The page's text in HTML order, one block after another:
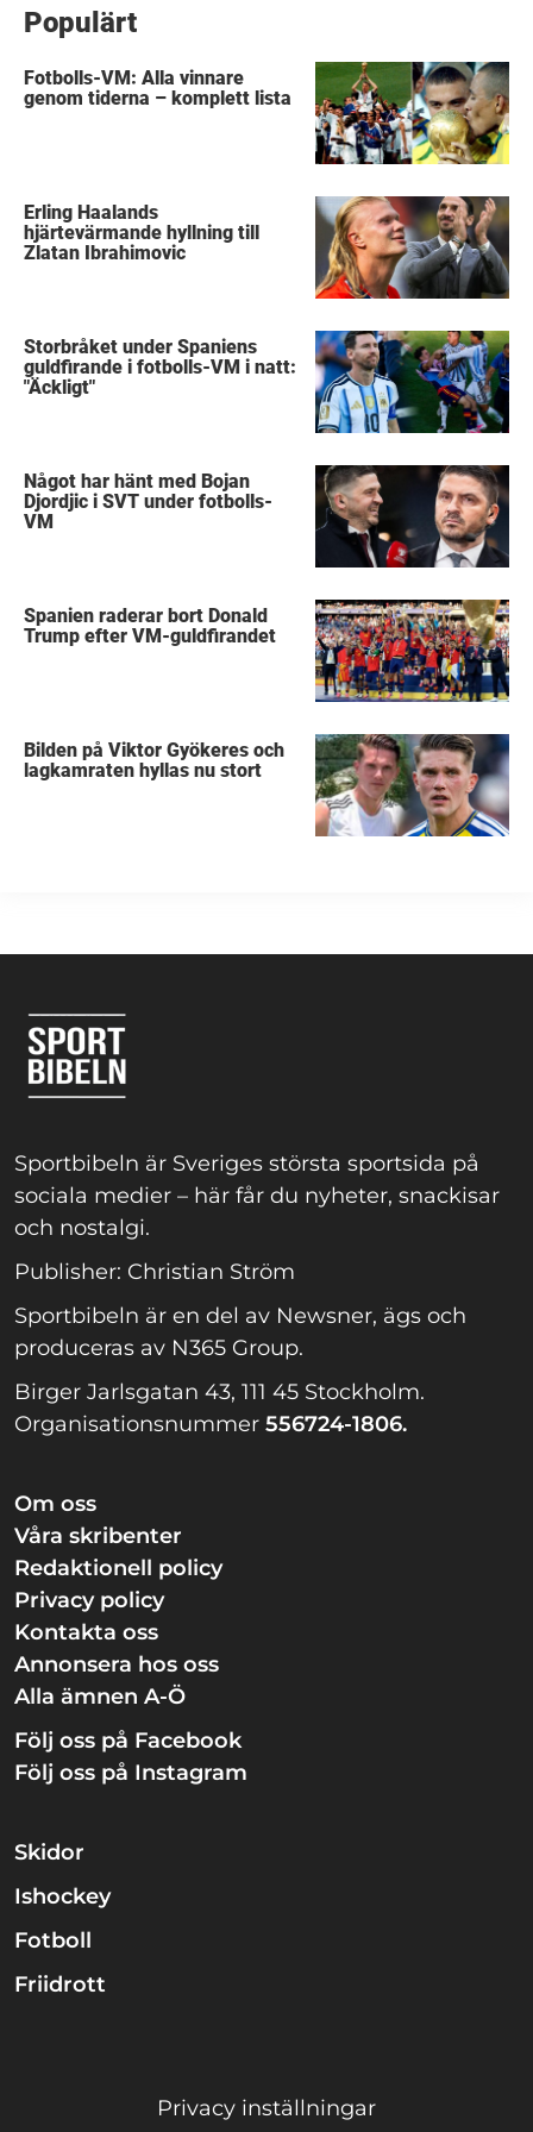
Populärt
Fotbolls-VM: Alla vinnare
genom tiderna – komplett lista
Erling Haalands
hjärtevärmande hyllning till
Zlatan Ibrahimovic
Storbråket under Spaniens
guldfirande i fotbolls-VM i natt:
"Äckligt"
Något har hänt med Bojan
Djordjic i SVT under fotbolls-
VM
Spanien raderar bort Donald
Trump efter VM-guldfirandet
Bilden på Viktor Gyökeres och
lagkamraten hyllas nu stort
Sportbibeln är Sveriges största sportsida på
sociala medier – här får du nyheter, snackisar
och nostalgi.
Publisher: Christian Ström
Sportbibeln är en del av Newsner, ägs och
produceras av N365 Group.
Birger Jarlsgatan 43, 111 45 Stockholm.
Organisationsnummer 556724-1806.
Om oss
Våra skribenter
Redaktionell policy
Privacy policy
Kontakta oss
Annonsera hos oss
Alla ämnen A-Ö
Följ oss på Facebook
Följ oss på Instagram
Skidor
Ishockey
Fotboll
Friidrott
Privacy inställningar